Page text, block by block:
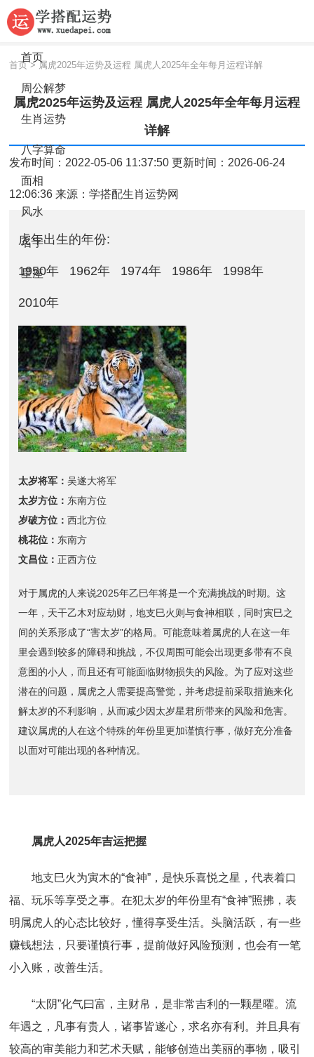
首页
周公解梦
生肖运势
八字算命
面相
风水
名字
星座
首页> 属虎2025年运势及运程 属虎人2025年全年每月运程详解
属虎2025年运势及运程 属虎人2025年全年每月运程
详解
发布时间：2022-05-06 11:37:50 更新时间：2026-06-24
12:06:36 来源：学搭配生肖运势网
虎年出生的年份:
1950年 1962年 1974年 1986年 1998年
2010年
太岁将军：吴遂大将军
太岁方位： 东南方位
岁破方位：西北方位
桃花位： 东南方
文昌位：正西方位
对于属虎的人来说2025年乙巳年将是一个充满挑战的时期。这
一年，天干乙木对应劫财，地支巳火则与食神相联，同时寅巳之
间的关系形成了“害太岁”的格局。可能意味着属虎的人在这一年
里会遇到较多的障碍和挑战，不仅周围可能会出现更多带有不良
意图的小人，而且还有可能面临财物损失的风险。为了应对这些
潜在的问题，属虎之人需要提高警觉，并考虑提前采取措施来化
解太岁的不利影响，从而减少因太岁星君所带来的风险和危害。
建议属虎的人在这个特殊的年份里更加谨慎行事，做好充分准备
以面对可能出现的各种情况。
属虎人2025年吉运把握
地支巳火为寅木的“食神”，是快乐喜悦之星，代表着口
福、玩乐等享受之事。在犯太岁的年份里有“食神”照拂，表
明属虎人的心态比较好，懂得享受生活。头脑活跃，有一些
赚钱想法，只要谨慎行事，提前做好风险预测，也会有一笔
小入账，改善生活。
“太阴”化气曰富，主财帛，是非常吉利的一颗星曜。流
年遇之，凡事有贵人，诸事皆遂心，求名亦有利。并且具有
较高的审美能力和艺术天赋，能够创造出美丽的事物，吸引